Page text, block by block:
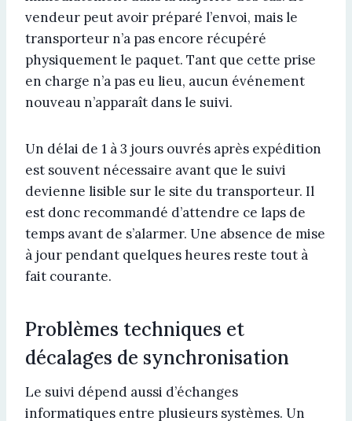
vendeur peut avoir préparé l’envoi, mais le
transporteur n’a pas encore récupéré
physiquement le paquet. Tant que cette prise
en charge n’a pas eu lieu, aucun événement
nouveau n’apparaît dans le suivi.
Un délai de 1 à 3 jours ouvrés après expédition
est souvent nécessaire avant que le suivi
devienne lisible sur le site du transporteur. Il
est donc recommandé d’attendre ce laps de
temps avant de s’alarmer. Une absence de mise
à jour pendant quelques heures reste tout à
fait courante.
Problèmes techniques et
décalages de synchronisation
Le suivi dépend aussi d’échanges
informatiques entre plusieurs systèmes. Un